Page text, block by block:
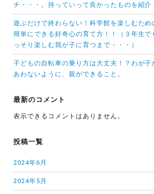
チ・・・。持っていって良かったものを紹介
遊ぶだけで終わらない！科学館を楽しむため
簡単にできる好奇心の育て方！！（３年生で
っそり楽しむ我が子に育つまで・・・）
子どもの自転車の乗り方は大丈夫！？わが子
あわないように、親ができること。
最新のコメント
表示できるコメントはありません。
投稿一覧
2024年6月
2024年5月